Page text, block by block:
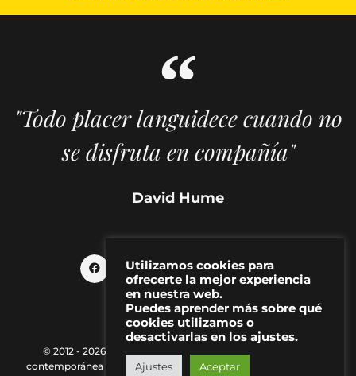
"Todo placer languidece cuando no
se disfruta en compañía"
David Hume
© 2012 - 2026 MAKMA | Revista de artes visuales y cultura
contemporánea |
Política de Privacidad|Aviso Legal
Utilizamos cookies para
ofrecerte la mejor experiencia
en nuestra web.
Puedes aprender más sobre qué
cookies utilizamos o
desactivarlas en los ajustes.
Ajustes Aceptar